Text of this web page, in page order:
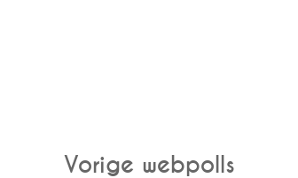
Vorige webpolls